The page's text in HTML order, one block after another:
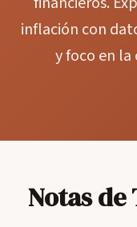
inflación con
y foco en la
Notas de